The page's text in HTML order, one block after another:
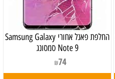
‏החלפת פאנל אחורי Samsung Galaxy
Note 9 סמסונג
₪74